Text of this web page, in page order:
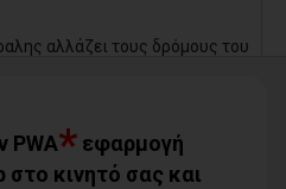
αλλάζει τους δρόμους του
που φέρνουν σε δύσκολη
των νοτίων προαστίων
PWA* εφαρμογή
κινητό σας και